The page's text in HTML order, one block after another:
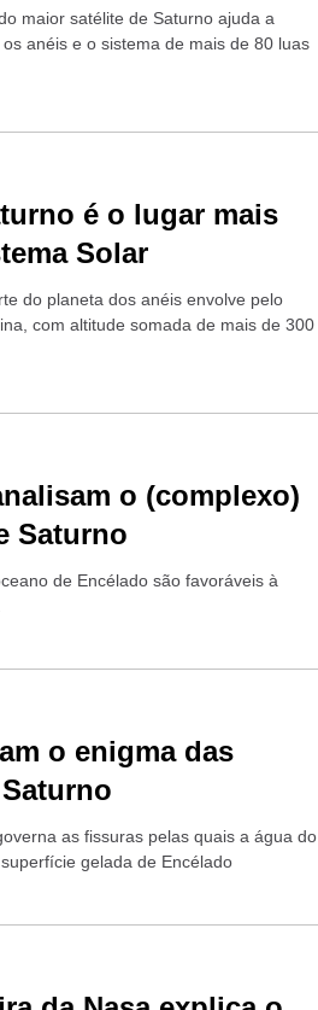
maior satélite de Saturno ajuda a
anéis e o sistema de mais de 80 luas
é o lugar mais
Solar
do planeta dos anéis envolve pelo
com altitude somada de mais de 300
o (complexo)
Saturno
de Encélado são favoráveis à
o enigma das
as fissuras pelas quais a água do
gelada de Encélado